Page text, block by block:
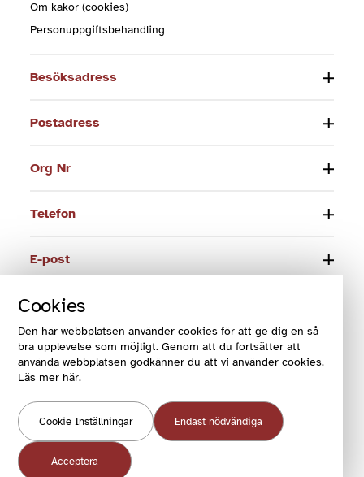
Cookies
Den här webbplatsen använder cookies för att ge dig en så
bra upplevelse som möjligt. Genom att du fortsätter att
använda webbplatsen godkänner du att vi använder cookies.
Läs mer här.
Cookie Inställningar Endast nödvändiga
Acceptera
Om kakor (cookies)
Personuppgiftsbehandling
Besöksadress
Postadress
Org Nr
Telefon
E-post
COOKIES OCH VILLKOR
COOKIEINSTÄLLNINGAR